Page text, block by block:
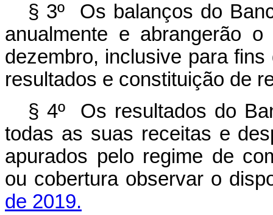
§ 3º Os balanços do
anualmente e abrangerão
dezembro, inclusive para
resultados e constituição de
§ 4º Os resultados do
todas as suas receitas e
apurados pelo regime de
ou cobertura observar o
de 2019.